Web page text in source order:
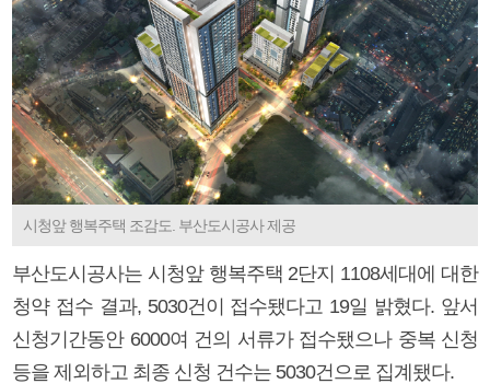
시청앞 행복주택 조감도. 부산도시공사 제공
부산도시공사는 시청앞 행복주택 2단지 1108세대에 대한
청약 접수 결과, 5030건이 접수됐다고 19일 밝혔다. 앞서
신청기간동안 6000여 건의 서류가 접수됐으나 중복 신청
등을 제외하고 최종 신청 건수는 5030건으로 집계됐다.